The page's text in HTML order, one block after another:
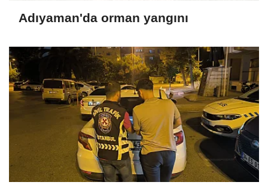
Adıyaman'da orman yangını